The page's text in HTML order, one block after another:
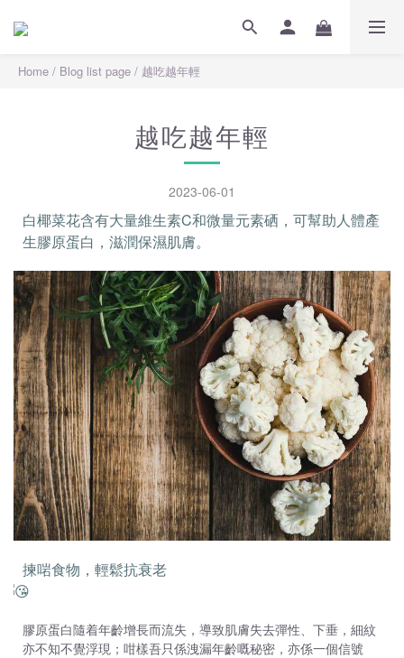
Home / Blog list page / 越吃越年輕
越吃越年輕
2023-06-01
白椰菜花含有大量維生素C和微量元素硒，可幫助人體產
生膠原蛋白，滋潤保濕肌膚。
揀啱食物，輕鬆抗衰老
膠原蛋白隨着年齡增長而流失，導致肌膚失去彈性、下垂，細紋
亦不知不覺浮現；咁樣吾只係洩漏年齡嘅秘密，亦係一個信號